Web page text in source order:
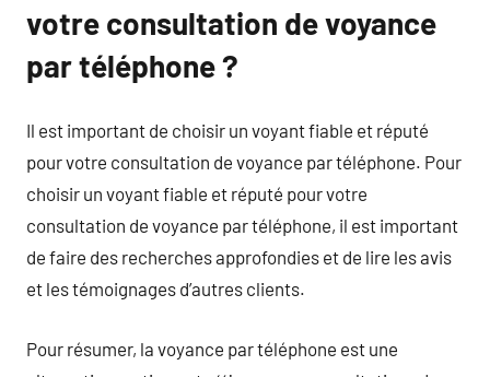
votre consultation de voyance
par téléphone ?
Il est important de choisir un voyant fiable et réputé
pour votre consultation de voyance par téléphone. Pour
choisir un voyant fiable et réputé pour votre
consultation de voyance par téléphone, il est important
de faire des recherches approfondies et de lire les avis
et les témoignages d’autres clients.
Pour résumer, la voyance par téléphone est une